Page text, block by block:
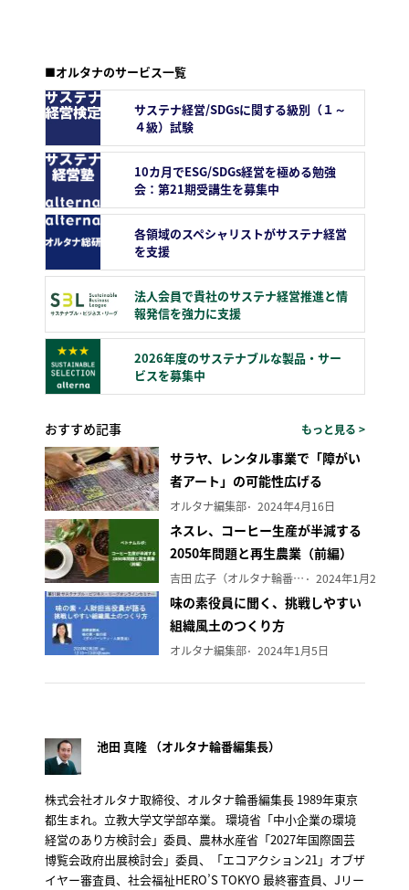
■オルタナのサービス一覧
サステナ経営/SDGsに関する級別（１～
４級）試験
10カ月でESG/SDGs経営を極める勉強
会：第21期受講生を募集中
各領域のスペシャリストがサステナ経営
を支援
法人会員で貴社のサステナ経営推進と情
報発信を強力に支援
2026年度のサステナブルな製品・サー
ビスを募集中
おすすめ記事 もっと見る >
サラヤ、レンタル事業で「障がい
者アート」の可能性広げる
オルタナ編集部 2024年4月16日
ネスレ、コーヒー生産が半減する
2050年問題と再生農業（前編）
吉田 広子（オルタナ輪番編集長） 2024年1月29日
味の素役員に聞く、挑戦しやすい
組織風土のつくり方
オルタナ編集部 2024年1月5日
池田 真隆 （オルタナ輪番編集長）
株式会社オルタナ取締役、オルタナ輪番編集長 1989年東京
都生まれ。立教大学文学部卒業。 環境省「中小企業の環境
経営のあり方検討会」委員、農林水産省「2027年国際園芸
博覧会政府出展検討会」委員、「エコアクション21」オブザ
イヤー審査員、社会福祉HERO’S TOKYO 最終審査員、Jリー